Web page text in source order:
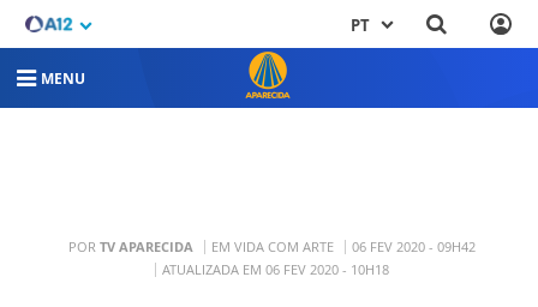
PT
MENU
POR TV APARECIDA EM VIDA COM ARTE
06 FEV 2020 - 09H42
ATUALIZADA EM 06 FEV 2020 - 10H18